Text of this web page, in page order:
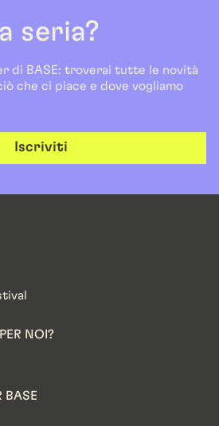
seria?
di BASE: troverai tutte le novità
che ci piace e dove vogliamo
Iscriviti
NOI?
BASE